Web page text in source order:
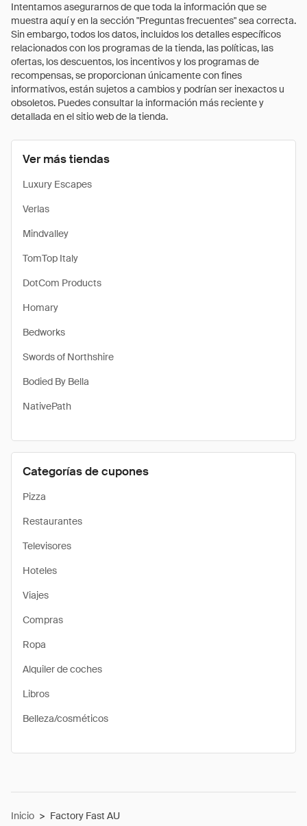
Intentamos asegurarnos de que toda la información que se
muestra aquí y en la sección "Preguntas frecuentes" sea correcta.
Sin embargo, todos los datos, incluidos los detalles específicos
relacionados con los programas de la tienda, las políticas, las
ofertas, los descuentos, los incentivos y los programas de
recompensas, se proporcionan únicamente con fines
informativos, están sujetos a cambios y podrían ser inexactos u
obsoletos. Puedes consultar la información más reciente y
detallada en el sitio web de la tienda.
Ver más tiendas
Luxury Escapes
Verlas
Mindvalley
TomTop Italy
DotCom Products
Homary
Bedworks
Swords of Northshire
Bodied By Bella
NativePath
Categorías de cupones
Pizza
Restaurantes
Televisores
Hoteles
Viajes
Compras
Ropa
Alquiler de coches
Libros
Belleza/cosméticos
Inicio > Factory Fast AU